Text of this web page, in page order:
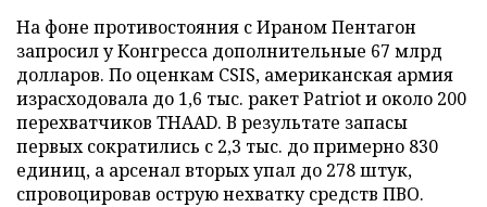
На фоне противостояния с Ираном Пентагон
запросил у Конгресса дополнительные 67 млрд
долларов. По оценкам CSIS, американская армия
израсходовала до 1,6 тыс. ракет Patriot и около 200
перехватчиков THAAD. В результате запасы
первых сократились с 2,3 тыс. до примерно 830
единиц, а арсенал вторых упал до 278 штук,
спровоцировав острую нехватку средств ПВО.